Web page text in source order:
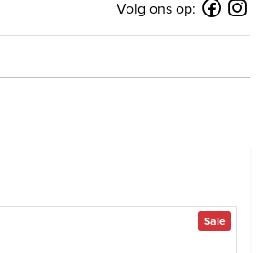
Volg ons op:
Sale